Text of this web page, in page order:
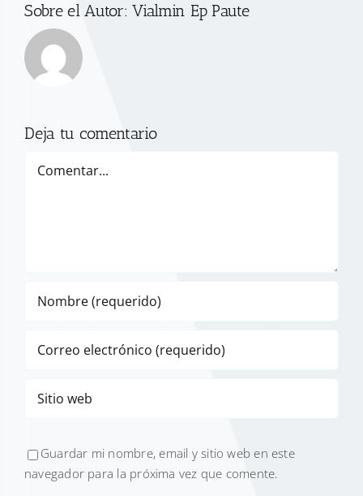
Sobre el Autor:Vialmin Ep Paute
Deja tu comentario
Guardar mi nombre, email y sitio web en este
navegador para la próxima vez que comente.